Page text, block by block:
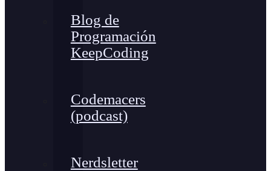
Blog de
Programación
KeepCoding
Codemacers
(podcast)
Nerdsletter